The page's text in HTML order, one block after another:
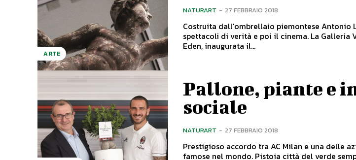
ARTE
NATURART - 27 FEBBRAIO 2018
Costruita dall'ombrellaio piemontese Antonio
spettacoli di verità e poi il cinema. La Galleria Vittorio Emanuele o Cinema
Eden, inaugurata il...
Pallone, piante e
sociale
NATURART - 27 FEBBRAIO 2018
Prestigioso accordo tra AC Milan e una delle
famose nel mondo. Pistoia città del verde sempre più protagonista nel mondo